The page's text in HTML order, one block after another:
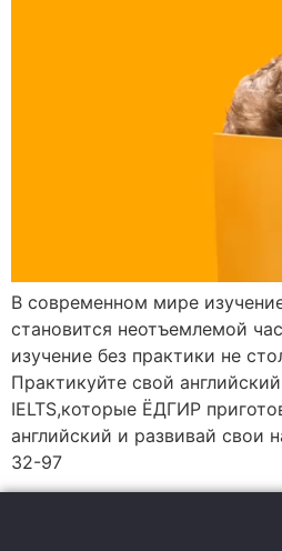
В современном мире
становится неотъемлемой
изучение без практики не
Практикуйте свой
IELTS,которые ЁДГИР
английский и развивай свои
32-97